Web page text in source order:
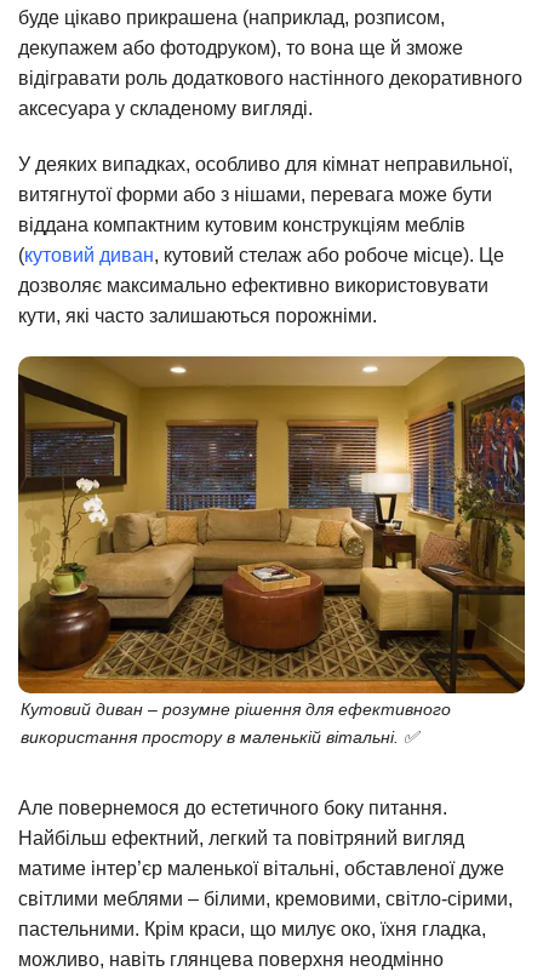
буде цікаво прикрашена (наприклад, розписом,
декупажем або фотодруком), то вона ще й зможе
відігравати роль додаткового настінного декоративного
аксесуара у складеному вигляді.
У деяких випадках, особливо для кімнат неправильної,
витягнутої форми або з нішами, перевага може бути
віддана компактним кутовим конструкціям меблів
(кутовий диван, кутовий стелаж або робоче місце). Це
дозволяє максимально ефективно використовувати
кути, які часто залишаються порожніми.
Кутовий диван – розумне рішення для ефективного
використання простору в маленькій вітальні. ✅
Але повернемося до естетичного боку питання.
Найбільш ефектний, легкий та повітряний вигляд
матиме інтер’єр маленької вітальні, обставленої дуже
світлими меблями – білими, кремовими, світло-сірими,
пастельними. Крім краси, що милує око, їхня гладка,
можливо, навіть глянцева поверхня неодмінно